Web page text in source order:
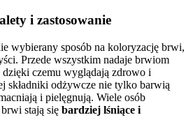
i zastosowanie
wybierany sposób na koloryzację brwi,
Przede wszystkim nadaje brwiom
dzięki czemu wyglądają zdrowo i
składniki odżywcze nie tylko barwią
i pielęgnują. Wiele osób
stają się bardziej lśniące i